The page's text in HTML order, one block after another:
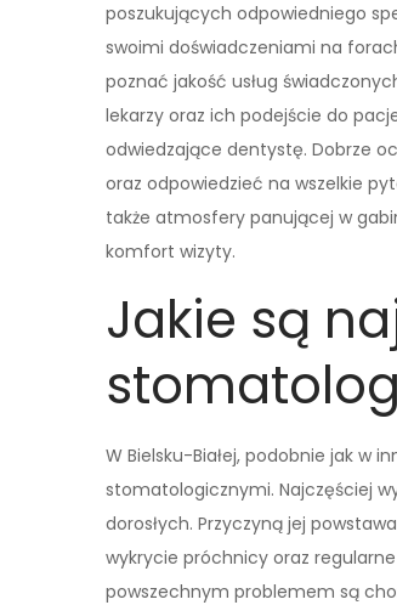
poszukujących odpowiedniego
swoimi doświadczeniami na
poznać jakość usług
lekarzy oraz ich podejście do
odwiedzające dentystę. Dobrze
oraz odpowiedzieć na wszelkie
także atmosfery panującej w
komfort wizyty.
Jakie są
W Bielsku-Białej, podobnie jak w
stomatologicznymi. Najczęściej
dorosłych. Przyczyną jej
wykrycie próchnicy oraz
powszechnym problemem są